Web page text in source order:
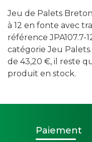
Jeu de Palets
à 12 en fonte avec
référence JPA107.7-
catégorie Jeu
de 43,20 €, il reste
produit en stock.
Paiement